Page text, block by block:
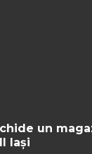
un
Iași